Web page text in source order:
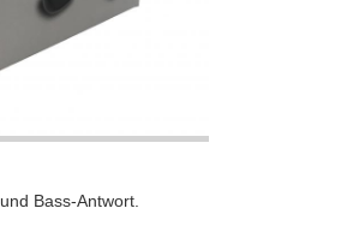
Bass-Antwort.